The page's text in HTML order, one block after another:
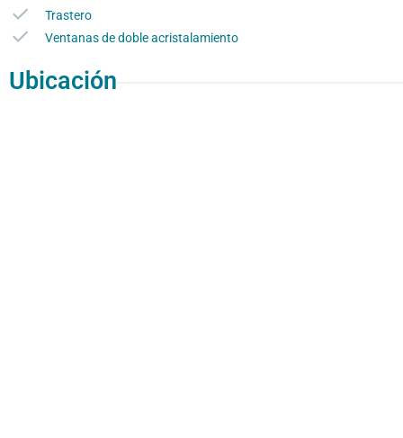
Trastero
Ventanas de doble acristalamiento
Ubicación